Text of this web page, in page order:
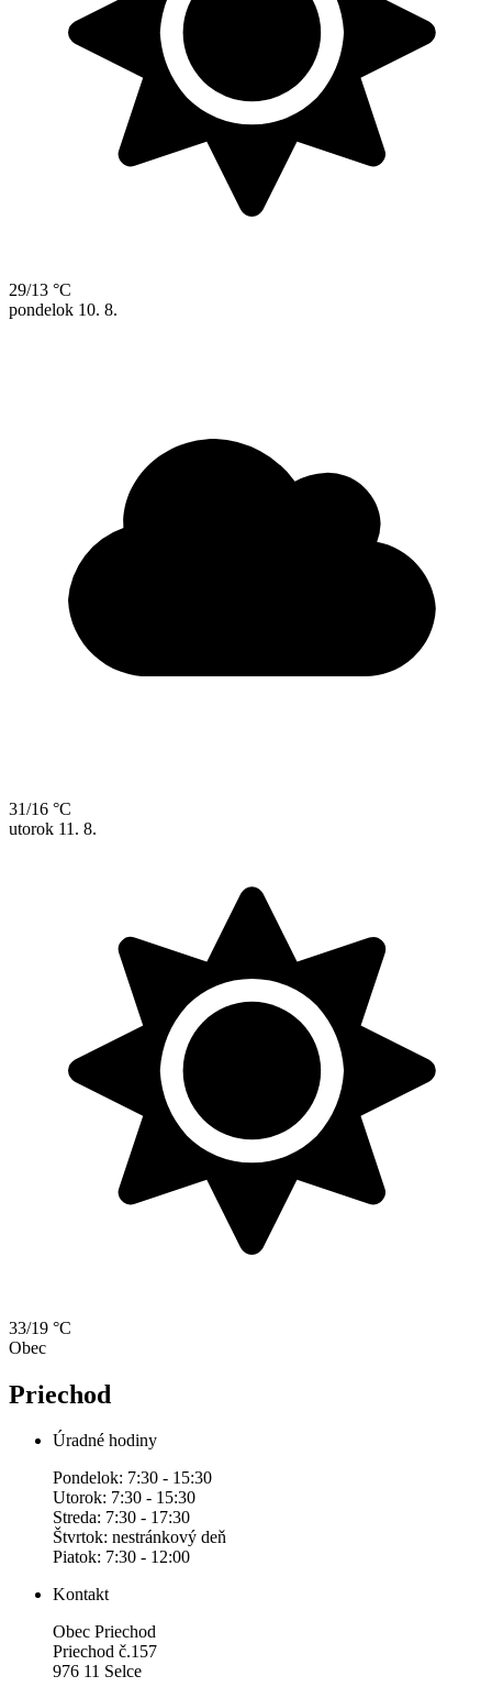
29/13 °C
pondelok 10. 8.
31/16 °C
utorok 11. 8.
33/19 °C
Obec
Priechod
Úradné hodiny
Pondelok: 7:30 - 15:30
Utorok: 7:30 - 15:30
Streda: 7:30 - 17:30
Štvrtok: nestránkový deň
Piatok: 7:30 - 12:00
Kontakt
Obec Priechod
Priechod č.157
976 11 Selce